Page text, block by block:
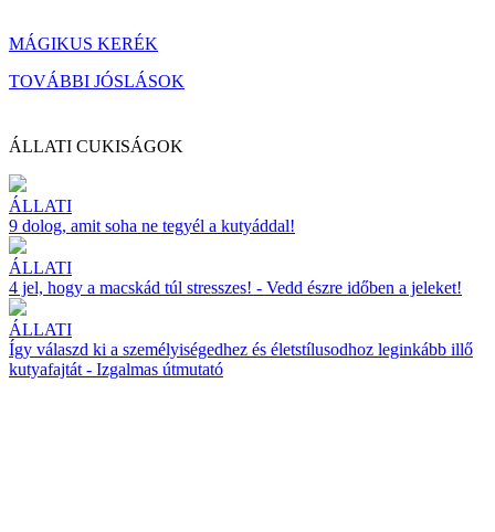
MÁGIKUS KERÉK
TOVÁBBI JÓSLÁSOK
ÁLLATI CUKISÁGOK
ÁLLATI
9 dolog, amit soha ne tegyél a kutyáddal!
ÁLLATI
4 jel, hogy a macskád túl stresszes! - Vedd észre időben a jeleket!
ÁLLATI
Így válaszd ki a személyiségedhez és életstílusodhoz leginkább illő
kutyafajtát - Izgalmas útmutató